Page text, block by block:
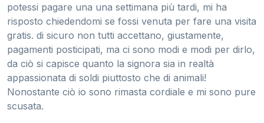
potessi pagare una una settimana più tardi, mi ha
risposto chiedendomi se fossi venuta per fare una visita
gratis. di sicuro non tutti accettano, giustamente,
pagamenti posticipati, ma ci sono modi e modi per dirlo,
da ciò si capisce quanto la signora sia in realtà
appassionata di soldi piuttosto che di animali!
Nonostante ciò io sono rimasta cordiale e mi sono pure
scusata.